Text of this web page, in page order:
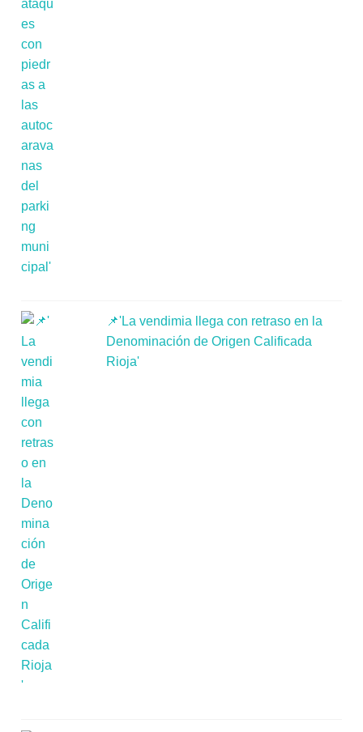
📌'La vendimia llega con retraso en la
Denominación de Origen Calificada
Rioja'